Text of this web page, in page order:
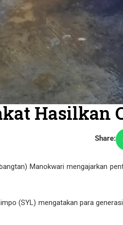
Hasilkan
Share:
Manokwari mengajarkan
(SYL) mengatakan para